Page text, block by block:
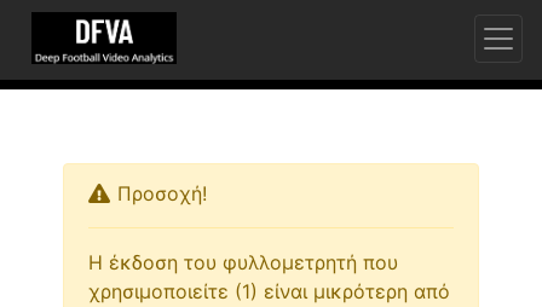
Προσοχή!
Η έκδοση του φυλλομετρητή που
χρησιμοποιείτε (1) είναι μικρότερη από